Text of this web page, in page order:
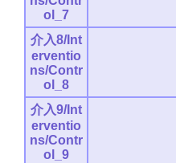
ol_7
介入8/Int
erventio
ns/Contr
ol_8
介入9/Int
erventio
ns/Contr
ol_9